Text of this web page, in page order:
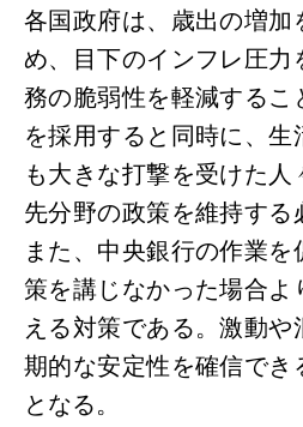
各国政府は、歳出の増
め、目下のインフレ圧
務の脆弱性を軽減する
を採用すると同時に、
も大きな打撃を受けた
先分野の政策を維持す
また、中央銀行の作業
策を講じなかった場合
える対策である。激動
期的な安定性を確信で
となる。